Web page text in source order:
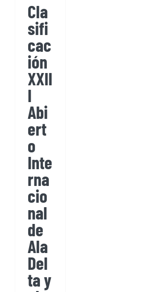
Cla
sifi
cac
ión
XXII
I
Abi
ert
o
Inte
rna
cio
nal
de
Ala
Del
ta y